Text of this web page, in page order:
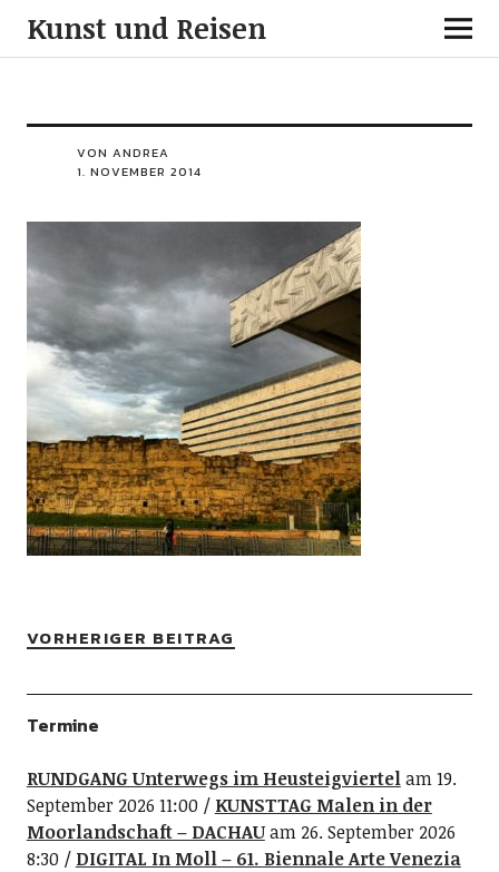
Kunst und Reisen
VON ANDREA
1. NOVEMBER 2014
VORHERIGER BEITRAG
Termine
RUNDGANG Unterwegs im Heusteigviertelam 19.
September 2026 11:00
KUNSTTAG Malen in der
Moorlandschaft – DACHAUam 26. September 2026
8:30
DIGITAL In Moll – 61. Biennale Arte Venezia